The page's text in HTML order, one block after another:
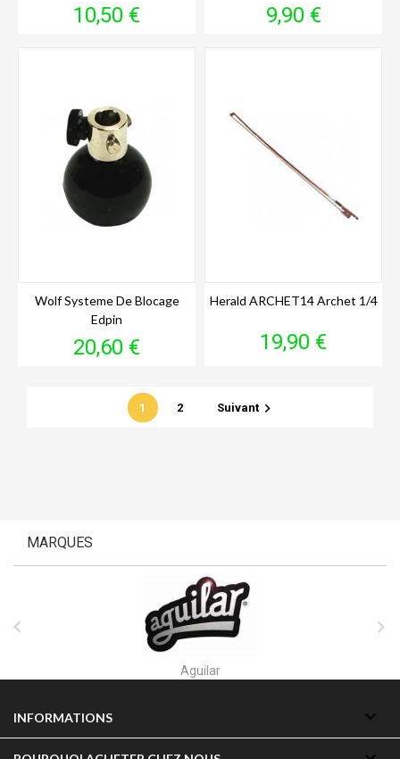
Prix
10,50 € Prix
9,90 €
Wolf Systeme De Blocage
Edpin
Prix
20,60 €
Herald ARCHET14 Archet 1/4
Prix
19,90 €
1 2 Suivant 
MARQUES

Aguilar

INFORMATIONS 